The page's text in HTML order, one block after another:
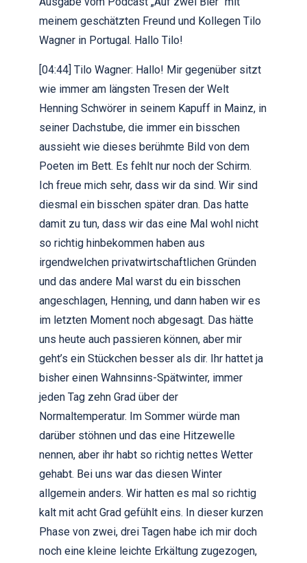
meinem geschätzten Freund und Kollegen Tilo
Wagner in Portugal. Hallo Tilo!
[04:44] Tilo Wagner: Hallo! Mir gegenüber sitzt
wie immer am längsten Tresen der Welt
Henning Schwörer in seinem Kapuff in Mainz, in
seiner Dachstube, die immer ein bisschen
aussieht wie dieses berühmte Bild von dem
Poeten im Bett. Es fehlt nur noch der Schirm.
Ich freue mich sehr, dass wir da sind. Wir sind
diesmal ein bisschen später dran. Das hatte
damit zu tun, dass wir das eine Mal wohl nicht
so richtig hinbekommen haben aus
irgendwelchen privatwirtschaftlichen Gründen
und das andere Mal warst du ein bisschen
angeschlagen, Henning, und dann haben wir es
im letzten Moment noch abgesagt. Das hätte
uns heute auch passieren können, aber mir
geht’s ein Stückchen besser als dir. Ihr hattet ja
bisher einen Wahnsinns-Spätwinter, immer
jeden Tag zehn Grad über der
Normaltemperatur. Im Sommer würde man
darüber stöhnen und das eine Hitzewelle
nennen, aber ihr habt so richtig nettes Wetter
gehabt. Bei uns war das diesen Winter
allgemein anders. Wir hatten es mal so richtig
kalt mit acht Grad gefühlt eins. In dieser kurzen
Phase von zwei, drei Tagen habe ich mir doch
noch eine kleine leichte Erkältung zugezogen,